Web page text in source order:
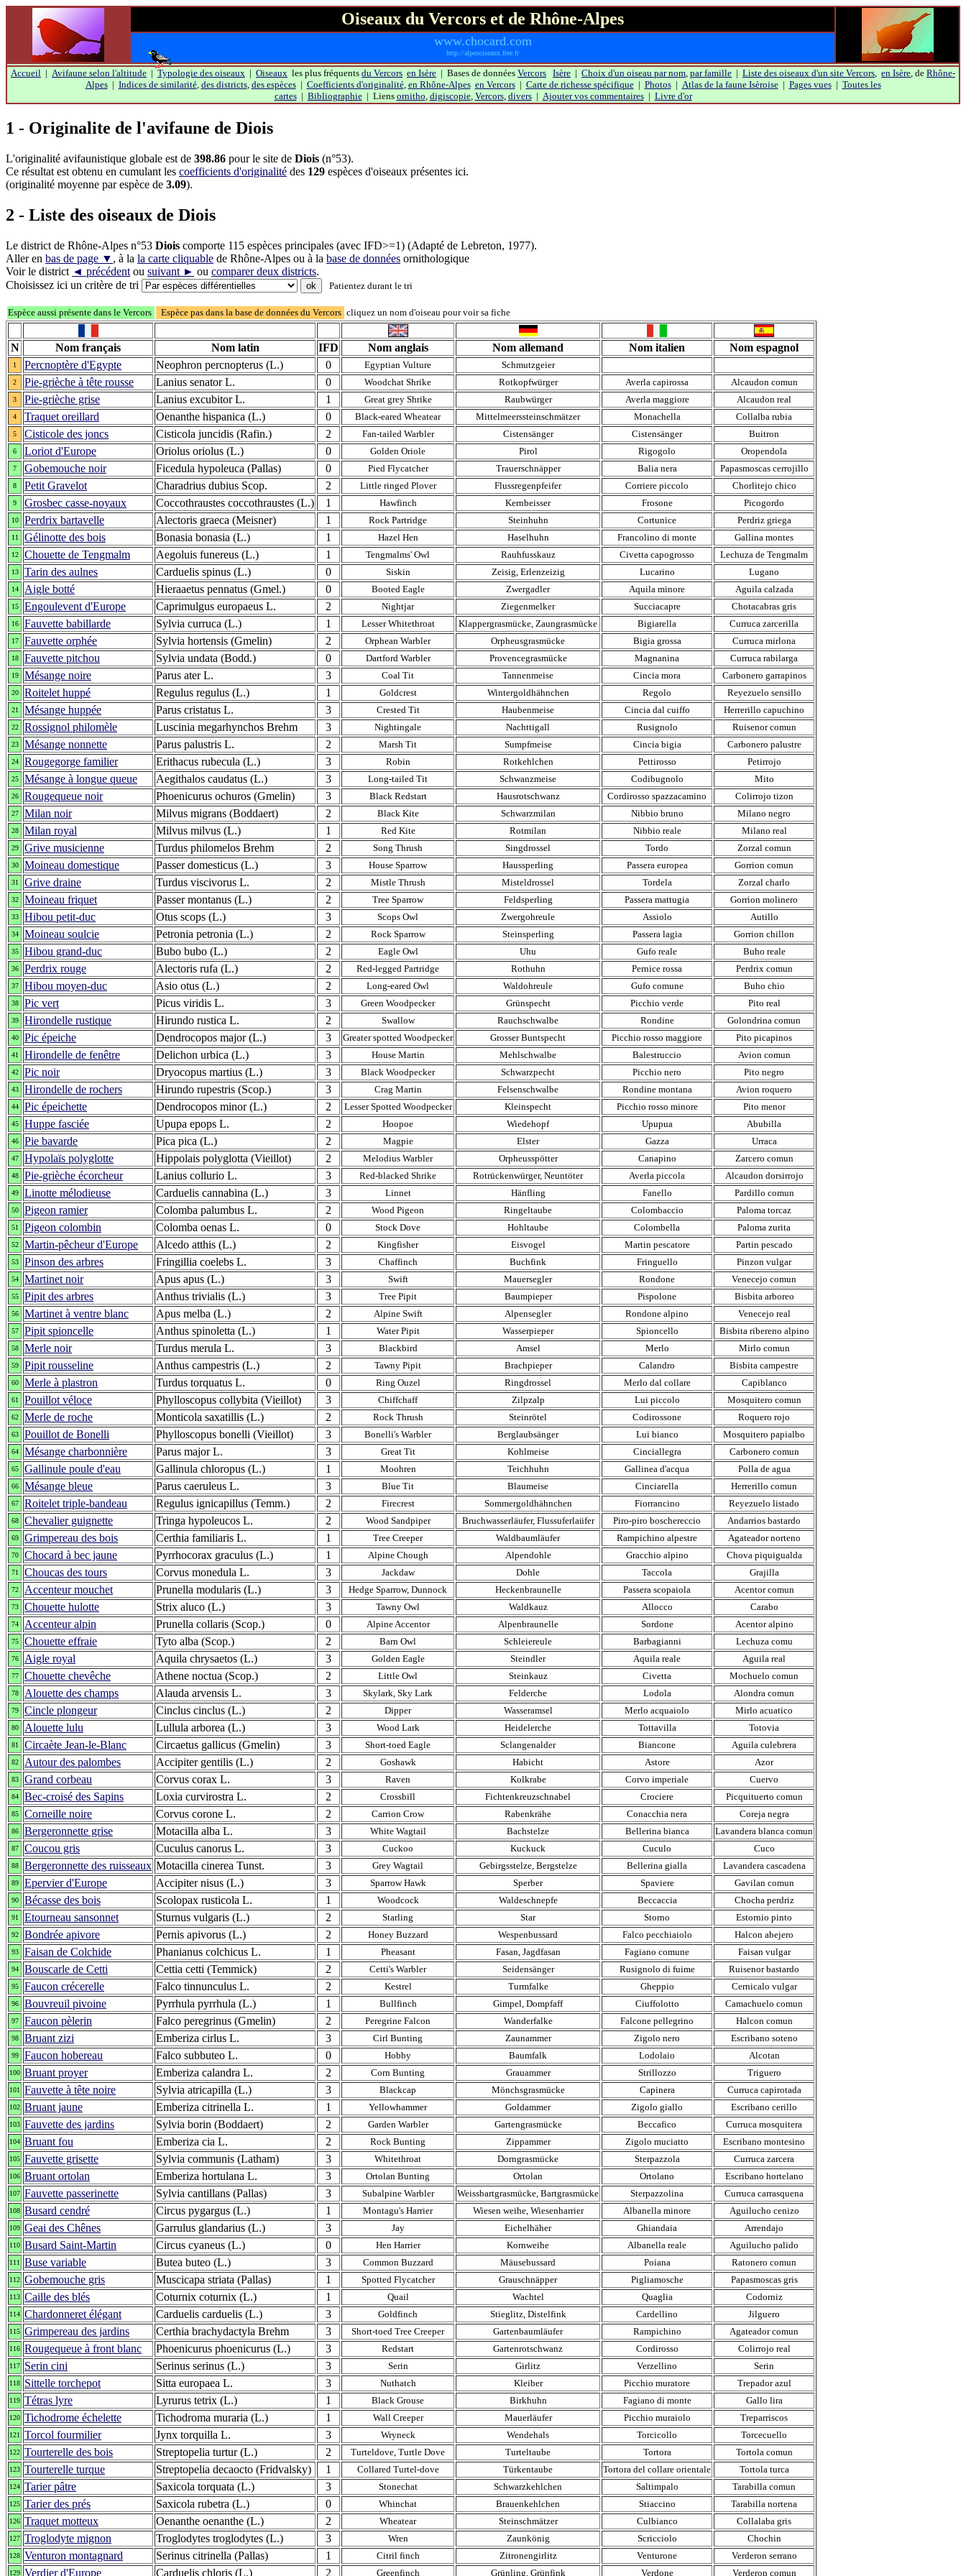
Oiseaux du Vercors et de Rhône-Alpes
www.chocard.com
http://alpesoiseaux.free.fr
Accueil | Avifaune selon l'altitude | Typologie des oiseaux | Oiseaux les plus fréquents du Vercors en Isère | Bases de données Vercors Isère | Choix d'un oiseau par nom, par famille | Liste des oiseaux d'un site Vercors, en Isère, de Rhône-
Alpes| Indices de similarité, des districts, des espèces| Coefficients d'originalité, en Rhône-Alpes en Vercors| Carte de richesse spécifique| Photos| Atlas de la faune Isèroise| Pages vues| Toutes les
cartes| Bibliographie| Liens ornitho, digiscopie, Vercors, divers| Ajouter vos commentaires| Livre d'or
1 - Originalite de l'avifaune de Diois
L'originalité avifaunistique globale est de 398.86 pour le site de Diois (n°53).
Ce résultat est obtenu en cumulant les coefficients d'originalité des 129 espèces d'oiseaux présentes ici.
(originalité moyenne par espèce de 3.09).
2 - Liste des oiseaux de Diois
Le district de Rhône-Alpes n°53 Diois comporte 115 espèces principales (avec IFD>=1) (Adapté de Lebreton, 1977).
Aller en bas de page ▼ , à la la carte cliquable de Rhône-Alpes ou à la base de données ornithologique
Voir le district ◄ précédent ou suivant ► ou comparer deux districts.
Choisissez ici un critère de tri
Patientez durant le tri
Espèce aussi présente dans le Vercors Espèce pas dans la base de données du Vercors cliquez un nom d'oiseau pour voir sa fiche
N Nom français Nom latin IFD Nom anglais Nom allemand Nom italien Nom espagnol
1 Percnoptère d'Egypte Neophron percnopterus (L.) 0 Egyptian Vulture Schmutzgeier
2 Pie-grièche à tête rousse Lanius senator L. 0 Woodchat Shrike Rotkopfwürger Averla capirossa Alcaudon comun
3 Pie-grièche grise Lanius excubitor L. 1 Great grey Shrike Raubwürger Averla maggiore Alcaudon real
4 Traquet oreillard Oenanthe hispanica (L.) 0 Black-eared Wheatear Mittelmeerssteinschmätzer Monachella Collalba rubia
5 Cisticole des joncs Cisticola juncidis (Rafin.) 2 Fan-tailed Warbler Cistensänger Cistensänger Buitron
6 Loriot d'Europe Oriolus oriolus (L.) 0 Golden Oriole Pirol Rigogolo Oropendola
7 Gobemouche noir Ficedula hypoleuca (Pallas) 0 Pied Flycatcher Trauerschnäpper Balia nera Papasmoscas cerrojillo
8 Petit Gravelot Charadrius dubius Scop. 2 Little ringed Plover Flussregenpfeifer Corriere piccolo Chorlitejo chico
9 Grosbec casse-noyaux Coccothraustes coccothraustes (L.) 1 Hawfinch Kernbeisser Frosone Picogordo
10 Perdrix bartavelle Alectoris graeca (Meisner) 1 Rock Partridge Steinhuhn Cortunice Perdriz griega
11 Gélinotte des bois Bonasia bonasia (L.) 1 Hazel Hen Haselhuhn Francolino di monte Gallina montes
12 Chouette de Tengmalm Aegoluis funereus (L.) 1 Tengmalms' Owl Rauhfusskauz Civetta capogrosso Lechuza de Tengmalm
13 Tarin des aulnes Carduelis spinus (L.) 0 Siskin Zeisig, Erlenzeizig Lucarino Lugano
14 Aigle botté Hieraaetus pennatus (Gmel.) 0 Booted Eagle Zwergadler Aquila minore Aguila calzada
15 Engoulevent d'Europe Caprimulgus europaeus L. 2 Nightjar Ziegenmelker Succiacapre Chotacabras gris
16 Fauvette babillarde Sylvia curruca (L.) 1 Lesser Whitethroat Klappergrasmücke, Zaungrasmücke Bigiarella Curruca zarcerilla
17 Fauvette orphée Sylvia hortensis (Gmelin) 2 Orphean Warbler Orpheusgrasmücke Bigia grossa Curruca mirlona
18 Fauvette pitchou Sylvia undata (Bodd.) 0 Dartford Warbler Provencegrasmücke Magnanina Curruca rabilarga
19 Mésange noire Parus ater L. 3 Coal Tit Tannenmeise Cincia mora Carbonero garrapinos
20 Roitelet huppé Regulus regulus (L.) 1 Goldcrest Wintergoldhähnchen Regolo Reyezuelo sensillo
21 Mésange huppée Parus cristatus L. 3 Crested Tit Haubenmeise Cincia dal cuiffo Herrerillo capuchino
22 Rossignol philomèle Luscinia megarhynchos Brehm 3 Nightingale Nachttigall Rusignolo Ruisenor comun
23 Mésange nonnette Parus palustris L. 2 Marsh Tit Sumpfmeise Cincia bigia Carbonero palustre
24 Rougegorge familier Erithacus rubecula (L.) 3 Robin Rotkehlchen Pettirosso Petirrojo
25 Mésange à longue queue Aegithalos caudatus (L.) 3 Long-tailed Tit Schwanzmeise Codibugnolo Mito
26 Rougequeue noir Phoenicurus ochuros (Gmelin) 3 Black Redstart Hausrotschwanz Cordirosso spazzacamino Colirrojo tizon
27 Milan noir Milvus migrans (Boddaert) 2 Black Kite Schwarzmilan Nibbio bruno Milano negro
28 Milan royal Milvus milvus (L.) 1 Red Kite Rotmilan Nibbio reale Milano real
29 Grive musicienne Turdus philomelos Brehm 2 Song Thrush Singdrossel Tordo Zorzal comun
30 Moineau domestique Passer domesticus (L.) 3 House Sparrow Haussperling Passera europea Gorrion comun
31 Grive draine Turdus viscivorus L. 2 Mistle Thrush Misteldrossel Tordela Zorzal charlo
32 Moineau friquet Passer montanus (L.) 2 Tree Sparrow Feldsperling Passera mattugia Gorrion molinero
33 Hibou petit-duc Otus scops (L.) 3 Scops Owl Zwergohreule Assiolo Autillo
34 Moineau soulcie Petronia petronia (L.) 2 Rock Sparrow Steinsperling Passera lagia Gorrion chillon
35 Hibou grand-duc Bubo bubo (L.) 2 Eagle Owl Uhu Gufo reale Buho reale
36 Perdrix rouge Alectoris rufa (L.) 2 Red-legged Partridge Rothuhn Pernice rossa Perdrix comun
37 Hibou moyen-duc Asio otus (L.) 2 Long-eared Owl Waldohreule Gufo comune Buho chio
38 Pic vert Picus viridis L. 3 Green Woodpecker Grünspecht Picchio verde Pito real
39 Hirondelle rustique Hirundo rustica L. 2 Swallow Rauchschwalbe Rondine Golondrina comun
40 Pic épeiche Dendrocopos major (L.) 3 Greater spotted Woodpecker Grosser Buntspecht Picchio rosso maggiore Pito picapinos
41 Hirondelle de fenêtre Delichon urbica (L.) 3 House Martin Mehlschwalbe Balestruccio Avion comun
42 Pic noir Dryocopus martius (L.) 3 Black Woodpecker Schwarzpecht Picchio nero Pito negro
43 Hirondelle de rochers Hirundo rupestris (Scop.) 3 Crag Martin Felsenschwalbe Rondine montana Avion roquero
44 Pic épeichette Dendrocopos minor (L.) 2 Lesser Spotted Woodpecker Kleinspecht Picchio rosso minore Pito menor
45 Huppe fasciée Upupa epops L. 2 Hoopoe Wiedehopf Upupua Abubilla
46 Pie bavarde Pica pica (L.) 2 Magpie Elster Gazza Urraca
47 Hypolaïs polyglotte Hippolais polyglotta (Vieillot) 2 Melodius Warbler Orpheusspötter Canapino Zarcero comun
48 Pie-grièche écorcheur Lanius collurio L. 3 Red-blacked Shrike Rotrückenwürger, Neuntöter Averla piccola Alcaudon dorsirrojo
49 Linotte mélodieuse Carduelis cannabina (L.) 3 Linnet Hänfling Fanello Pardillo comun
50 Pigeon ramier Colomba palumbus L. 2 Wood Pigeon Ringeltaube Colombaccio Paloma torcaz
51 Pigeon colombin Colomba oenas L. 0 Stock Dove Hohltaube Colombella Paloma zurita
52 Martin-pêcheur d'Europe Alcedo atthis (L.) 2 Kingfisher Eisvogel Martin pescatore Partin pescado
53 Pinson des arbres Fringillia coelebs L. 3 Chaffinch Buchfink Fringuello Pinzon vulgar
54 Martinet noir Apus apus (L.) 3 Swift Mauersegler Rondone Venecejo comun
55 Pipit des arbres Anthus trivialis (L.) 3 Tree Pipit Baumpieper Pispolone Bisbita arboreo
56 Martinet à ventre blanc Apus melba (L.) 2 Alpine Swift Alpensegler Rondone alpino Venecejo real
57 Pipit spioncelle Anthus spinoletta (L.) 1 Water Pipit Wasserpieper Spioncello Bisbita ribereno alpino
58 Merle noir Turdus merula L. 3 Blackbird Amsel Merlo Mirlo comun
59 Pipit rousseline Anthus campestris (L.) 2 Tawny Pipit Brachpieper Calandro Bisbita campestre
60 Merle à plastron Turdus torquatus L. 0 Ring Ouzel Ringdrossel Merlo dal collare Capiblanco
61 Pouillot véloce Phylloscopus collybita (Vieillot) 3 Chiffchaff Zilpzalp Lui piccolo Mosquitero comun
62 Merle de roche Monticola saxatillis (L.) 2 Rock Thrush Steinrötel Codirossone Roquero rojo
63 Pouillot de Bonelli Phylloscopus bonelli (Vieillot) 3 Bonelli's Warbler Berglaubsänger Lui bianco Mosquitero papialbo
64 Mésange charbonnière Parus major L. 3 Great Tit Kohlmeise Cinciallegra Carbonero comun
65 Gallinule poule d'eau Gallinula chloropus (L.) 1 Moohren Teichhuhn Gallinea d'acqua Polla de agua
66 Mésange bleue Parus caeruleus L. 3 Blue Tit Blaumeise Cinciarella Herrerillo comun
67 Roitelet triple-bandeau Regulus ignicapillus (Temm.) 2 Firecrest Sommergoldhähnchen Fiorrancino Reyezuelo listado
68 Chevalier guignette Tringa hypoleucos L. 2 Wood Sandpiper Bruchwasserläufer, Flussuferlaüfer Piro-piro boschereccio Andarrios bastardo
69 Grimpereau des bois Certhia familiaris L. 1 Tree Creeper Waldbaumläufer Rampichino alpestre Agateador norteno
70 Chocard à bec jaune Pyrrhocorax graculus (L.) 1 Alpine Chough Alpendohle Gracchio alpino Chova piquigualda
71 Choucas des tours Corvus monedula L. 3 Jackdaw Dohle Taccola Grajilla
72 Accenteur mouchet Prunella modularis (L.) 3 Hedge Sparrow, Dunnock Heckenbraunelle Passera scopaiola Acentor comun
73 Chouette hulotte Strix aluco (L.) 3 Tawny Owl Waldkauz Allocco Carabo
74 Accenteur alpin Prunella collaris (Scop.) 0 Alpine Accentor Alpenbraunelle Sordone Acentor alpino
75 Chouette effraie Tyto alba (Scop.) 2 Barn Owl Schleiereule Barbagianni Lechuza comu
76 Aigle royal Aquila chrysaetos (L.) 3 Golden Eagle Steindler Aquila reale Aguila real
77 Chouette chevêche Athene noctua (Scop.) 2 Little Owl Steinkauz Civetta Mochuelo comun
78 Alouette des champs Alauda arvensis L. 3 Skylark, Sky Lark Felderche Lodola Alondra comun
79 Cincle plongeur Cinclus cinclus (L.) 2 Dipper Wasseramsel Merlo acquaiolo Mirlo acuatico
80 Alouette lulu Lullula arborea (L.) 3 Wood Lark Heidelerche Tottavilla Totovia
81 Circaète Jean-le-Blanc Circaetus gallicus (Gmelin) 3 Short-toed Eagle Sclangenalder Biancone Aguila culebrera
82 Autour des palombes Accipiter gentilis (L.) 2 Goshawk Habicht Astore Azor
83 Grand corbeau Corvus corax L. 3 Raven Kolkrabe Corvo imperiale Cuervo
84 Bec-croisé des Sapins Loxia curvirostra L. 2 Crossbill Fichtenkreuzschnabel Crociere Picquituerto comun
85 Corneille noire Corvus corone L. 2 Carrion Crow Rabenkrähe Conacchia nera Coreja negra
86 Bergeronnette grise Motacilla alba L. 3 White Wagtail Bachstelze Bellerina bianca Lavandera blanca comun
87 Coucou gris Cuculus canorus L. 3 Cuckoo Kuckuck Cuculo Cuco
88 Bergeronnette des ruisseaux Motacilla cinerea Tunst. 3 Grey Wagtail Gebirgsstelze, Bergstelze Bellerina gialla Lavandera cascadena
89 Epervier d'Europe Accipiter nisus (L.) 3 Sparrow Hawk Sperber Spaviere Gavilan comun
90 Bécasse des bois Scolopax rusticola L. 1 Woodcock Waldeschnepfe Beccaccia Chocha perdriz
91 Etourneau sansonnet Sturnus vulgaris (L.) 2 Starling Star Storno Estornio pinto
92 Bondrée apivore Pernis apivorus (L.) 2 Honey Buzzard Wespenbussard Falco pecchiaiolo Halcon abejero
93 Faisan de Colchide Phanianus colchicus L. 1 Pheasant Fasan, Jagdfasan Fagiano comune Faisan vulgar
94 Bouscarle de Cetti Cettia cetti (Temmick) 2 Cetti's Warbler Seidensänger Rusignolo di fuime Ruisenor bastardo
95 Faucon crécerelle Falco tinnunculus L. 2 Kestrel Turmfalke Gheppio Cernicalo vulgar
96 Bouvreuil pivoine Pyrrhula pyrrhula (L.) 1 Bullfinch Gimpel, Dompfaff Ciuffolotto Camachuelo comun
97 Faucon pèlerin Falco peregrinus (Gmelin) 2 Peregrine Falcon Wanderfalke Falcone pellegrino Halcon comun
98 Bruant zizi Emberiza cirlus L. 3 Cirl Bunting Zaunammer Zigolo nero Escribano soteno
99 Faucon hobereau Falco subbuteo L. 0 Hobby Baumfalk Lodolaio Alcotan
100 Bruant proyer Emberiza calandra L. 2 Corn Bunting Grauammer Strillozzo Triguero
101 Fauvette à tête noire Sylvia atricapilla (L.) 3 Blackcap Mönchsgrasmücke Capinera Curruca capirotada
102 Bruant jaune Emberiza citrinella L. 1 Yellowhammer Goldammer Zigolo giallo Escribano cerillo
103 Fauvette des jardins Sylvia borin (Boddaert) 2 Garden Warbler Gartengrasmücke Beccafico Curruca mosquitera
104 Bruant fou Emberiza cia L. 2 Rock Bunting Zippammer Zigolo muciatto Escribano montesino
105 Fauvette grisette Sylvia communis (Latham) 3 Whitethroat Dorngrasmücke Sterpazzola Curruca zarcera
106 Bruant ortolan Emberiza hortulana L. 3 Ortolan Bunting Ortolan Ortolano Escribano hortelano
107 Fauvette passerinette Sylvia cantillans (Pallas) 3 Subalpine Warbler Weissbartgrasmücke, Bartgrasmücke Sterpazzolina Curruca carrasquena
108 Busard cendré Circus pygargus (L.) 1 Montagu's Harrier Wiesen weihe, Wiesenharrier Albanella minore Aguilucho cenizo
109 Geai des Chênes Garrulus glandarius (L.) 3 Jay Eichelhäher Ghiandaia Arrendajo
110 Busard Saint-Martin Circus cyaneus (L.) 0 Hen Harrier Kornweihe Albanella reale Aguilucho palido
111 Buse variable Butea buteo (L.) 3 Common Buzzard Mäusebussard Poiana Ratonero comun
112 Gobemouche gris Muscicapa striata (Pallas) 1 Spotted Flycatcher Grauschnäpper Pigliamosche Papasmoscas gris
113 Caille des blés Coturnix coturnix (L.) 1 Quail Wachtel Quaglia Codorniz
114 Chardonneret élégant Carduelis carduelis (L.) 3 Goldfinch Stieglitz, Distelfink Cardellino Jilguero
115 Grimpereau des jardins Certhia brachydactyla Brehm 3 Short-toed Tree Creeper Gartenbaumläufer Rampichino Agateador comun
116 Rougequeue à front blanc Phoenicurus phoenicurus (L.) 3 Redstart Gartenrotschwanz Cordirosso Colirrojo real
117 Serin cini Serinus serinus (L.) 3 Serin Girlitz Verzellino Serin
118 Sittelle torchepot Sitta europaea L. 3 Nuthatch Kleiber Picchio muratore Trepador azul
119 Tétras lyre Lyrurus tetrix (L.) 1 Black Grouse Birkhuhn Fagiano di monte Gallo lira
120 Tichodrome échelette Tichodroma muraria (L.) 1 Wall Creeper Mauerläufer Picchio muraiolo Treparriscos
121 Torcol fourmilier Jynx torquilla L. 3 Wryneck Wendehals Torcicollo Torcecuello
122 Tourterelle des bois Streptopelia turtur (L.) 2 Turteldove, Turtle Dove Turteltaube Tortora Tortola comun
123 Tourterelle turque Streptopelia decaocto (Fridvalsky) 1 Collared Turtel-dove Türkentaube Tortora del collare orientale Tortola turca
124 Tarier pâtre Saxicola torquata (L.) 3 Stonechat Schwarzkehlchen Saltimpalo Tarabilla comun
125 Tarier des prés Saxicola rubetra (L.) 0 Whinchat Brauenkehlchen Stiaccino Tarabilla nortena
126 Traquet motteux Oenanthe oenanthe (L.) 2 Wheatear Steinschmätzer Culbianco Collalaba gris
127 Troglodyte mignon Troglodytes troglodytes (L.) 3 Wren Zaunkönig Scricciolo Chochin
128 Venturon montagnard Serinus citrinella (Pallas) 1 Citril finch Zitronengirlitz Venturone Verderon serrano
129 Verdier d'Europe Carduelis chloris (L.) 2 Greenfinch Grünling, Grünfink Verdone Verderon comun